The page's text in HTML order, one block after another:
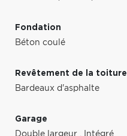
Fondation
Béton coulé
Revêtement de la toiture
Bardeaux d'asphalte
Garage
Double largeur , Intégré